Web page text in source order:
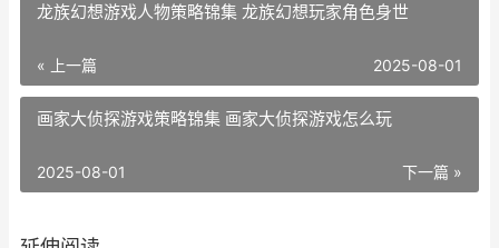
龙族幻想游戏人物策略锦集 龙族幻想玩家角色身世
« 上一篇 2025-08-01
画家大侦探游戏策略锦集 画家大侦探游戏怎么玩
下一篇 »
2025-08-01